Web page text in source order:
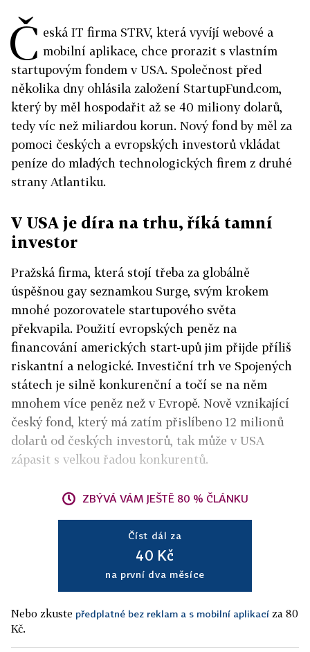
Č eská IT firma STRV, která vyvíjí webové a
mobilní aplikace, chce prorazit s vlastním
startupovým fondem v USA. Společnost před
několika dny ohlásila založení StartupFund.com,
který by měl hospodařit až se 40 miliony dolarů,
tedy víc než miliardou korun. Nový fond by měl za
pomoci českých a evropských investorů vkládat
peníze do mladých technologických firem z druhé
strany Atlantiku.
V USA je díra na trhu, říká tamní
investor
Pražská firma, která stojí třeba za globálně
úspěšnou gay seznamkou Surge, svým krokem
mnohé pozorovatele startupového světa
překvapila. Použití evropských peněz na
financování amerických start-upů jim přijde příliš
riskantní a nelogické. Investiční trh ve Spojených
státech je silně konkurenční a točí se na něm
mnohem více peněz než v Evropě. Nově vznikající
český fond, který má zatím přislíbeno 12 milionů
dolarů od českých investorů, tak může v USA
zápasit s velkou řadou konkurentů.
ZBÝVÁ VÁM JEŠTĚ 80 % ČLÁNKU
Číst dál za
40 Kč
na první dva měsíce
Nebo zkuste předplatné bez reklam a s mobilní aplikací za 80
Kč.